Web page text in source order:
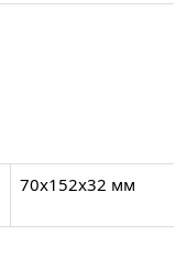
70х152х32 мм